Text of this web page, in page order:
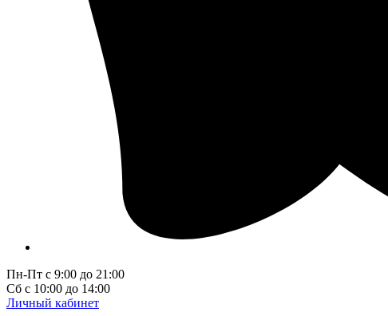
Пн-Пт с 9:00 до 21:00
Сб с 10:00 до 14:00
Личный кабинет